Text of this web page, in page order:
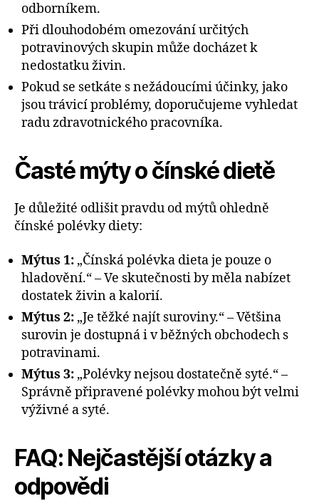
odborníkem.
Při dlouhodobém omezování určitých
potravinových skupin může docházet k
nedostatku živin.
Pokud se setkáte s nežádoucími účinky, jako
jsou trávicí problémy, doporučujeme vyhledat
radu zdravotnického pracovníka.
Časté mýty o čínské dietě
Je důležité odlišit pravdu od mýtů ohledně
čínské polévky diety:
Mýtus 1: „Čínská polévka dieta je pouze o
hladovění.“ – Ve skutečnosti by měla nabízet
dostatek živin a kalorií.
Mýtus 2: „Je těžké najít suroviny.“ – Většina
surovin je dostupná i v běžných obchodech s
potravinami.
Mýtus 3: „Polévky nejsou dostatečně syté.“ –
Správně připravené polévky mohou být velmi
výživné a syté.
FAQ: Nejčastější otázky a
odpovědi